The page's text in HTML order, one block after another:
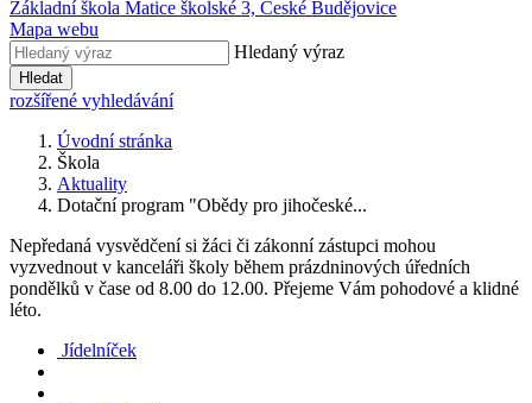
Základní škola Matice školské 3, České Budějovice
Mapa webu
Hledaný výraz
Hledat
rozšířené vyhledávání
Úvodní stránka
Škola
Aktuality
Dotační program "Obědy pro jihočeské...
Nepředaná vysvědčení si žáci či zákonní zástupci mohou
vyzvednout v kanceláři školy během prázdninových úředních
pondělků v čase od 8.00 do 12.00. Přejeme Vám pohodové a klidné
léto.
Jídelníček